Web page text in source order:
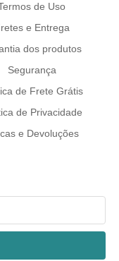
de Uso
e Entrega
dos produtos
Segurança
de Frete Grátis
de Privacidade
e Devoluções